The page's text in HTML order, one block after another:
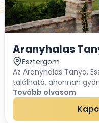
Aranyhalas
Esztergom
Az Aranyhalas Tanya,
található, ahonnan
hegyeire! Ideális
céges rendezvények
Tovább olvasom